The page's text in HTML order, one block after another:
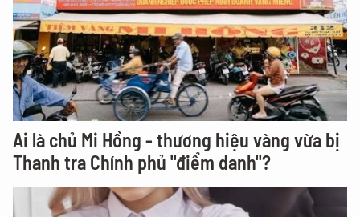
Ai là chủ Mi Hồng - thương hiệu vàng vừa bị
Thanh tra Chính phủ "điểm danh"?